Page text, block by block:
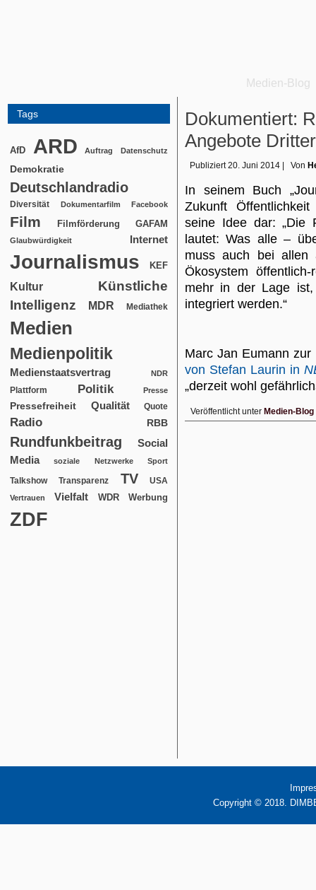
Medien-Blog
Tags
AfD ARD Auftrag Datenschutz
Demokratie
Deutschlandradio
Diversität Dokumentarfilm Facebook
Film Filmförderung GAFAM
Glaubwürdigkeit Internet
Journalismus KEF
Kultur
Künstliche
Intelligenz
MDR Mediathek
Medien
Medienpolitik
Medienstaatsvertrag NDR
Plattform Politik Presse
Pressefreiheit Qualität Quote
Radio RBB
Rundfunkbeitrag
Social
Media
soziale Netzwerke Sport
Talkshow Transparenz TV USA
Vertrauen Vielfalt WDR Werbung
ZDF
Dokumentiert:
Angebote Dritter
Publiziert 20. Juni 2014 Von
In seinem Buch
Zukunft
seine Idee dar: „Die
lautet: Was alle –
muss auch bei allen
Ökosystem
mehr in der Lage
integriert werden.“
Marc Jan Eumann
von Stefan Laurin in
„derzeit wohl
Veröffentlicht unter Medien-Blog
Copyright © 2018.